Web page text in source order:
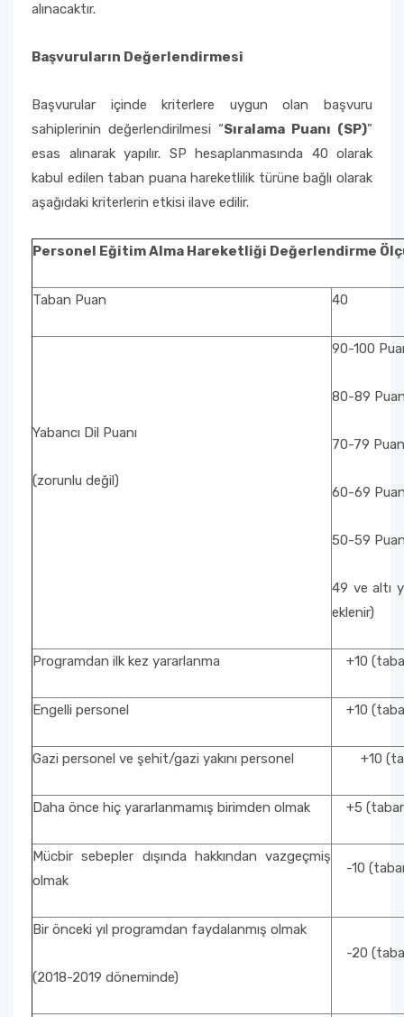
alınacaktır.
Başvuruların Değerlendirmesi
Başvurular içinde kriterlere uygun olan başvuru
sahiplerinin değerlendirilmesi “Sıralama Puanı (SP)”
esas alınarak yapılır. SP hesaplanmasında 40 olarak
kabul edilen taban puana hareketlilik türüne bağlı olarak
aşağıdaki kriterlerin etkisi ilave edilir.
Personel Eğitim Alma Hareketliği Değerlendirme
Taban Puan 40
Yabancı Dil Puanı
(zorunlu değil)
90-100
80-89
70-79
60-69
50-59
49 ve altı
eklenir)
Programdan ilk kez yararlanma +10
Engelli personel +10
Gazi personel ve şehit/gazi yakını personel +10
Daha önce hiç yararlanmamış birimden olmak +5
Mücbir sebepler dışında hakkından vazgeçmiş
olmak
-10 (taban
Bir önceki yıl programdan faydalanmış olmak
(2018-2019 döneminde)
-20 (taban